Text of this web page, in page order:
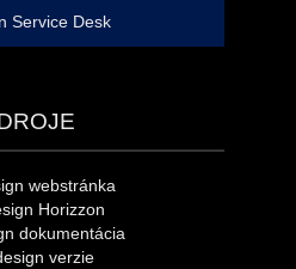
Service Desk
webstránka
Horizzon
dokumentácia
verzie